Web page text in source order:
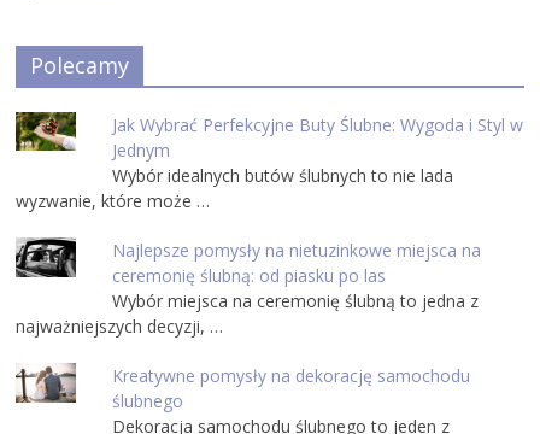
Polecamy
Jak Wybrać Perfekcyjne Buty Ślubne: Wygoda i Styl w
Jednym
Wybór idealnych butów ślubnych to nie lada
wyzwanie, które może …
Najlepsze pomysły na nietuzinkowe miejsca na
ceremonię ślubną: od piasku po las
Wybór miejsca na ceremonię ślubną to jedna z
najważniejszych decyzji, …
Kreatywne pomysły na dekorację samochodu
ślubnego
Dekoracja samochodu ślubnego to jeden z